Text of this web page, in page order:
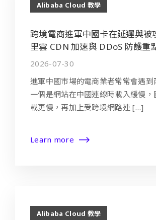
Alibaba Cloud 教學
跨境電商進軍中國卡在延遲與被
里雲 CDN 加速與 DDoS 防護重
2026-07-30
進軍中國市場的電商業者常常會遇到
一個是網站在中國連線時載入緩慢，
載更慢，再加上受跨境網路連 […]
Learn more
Alibaba Cloud 教學